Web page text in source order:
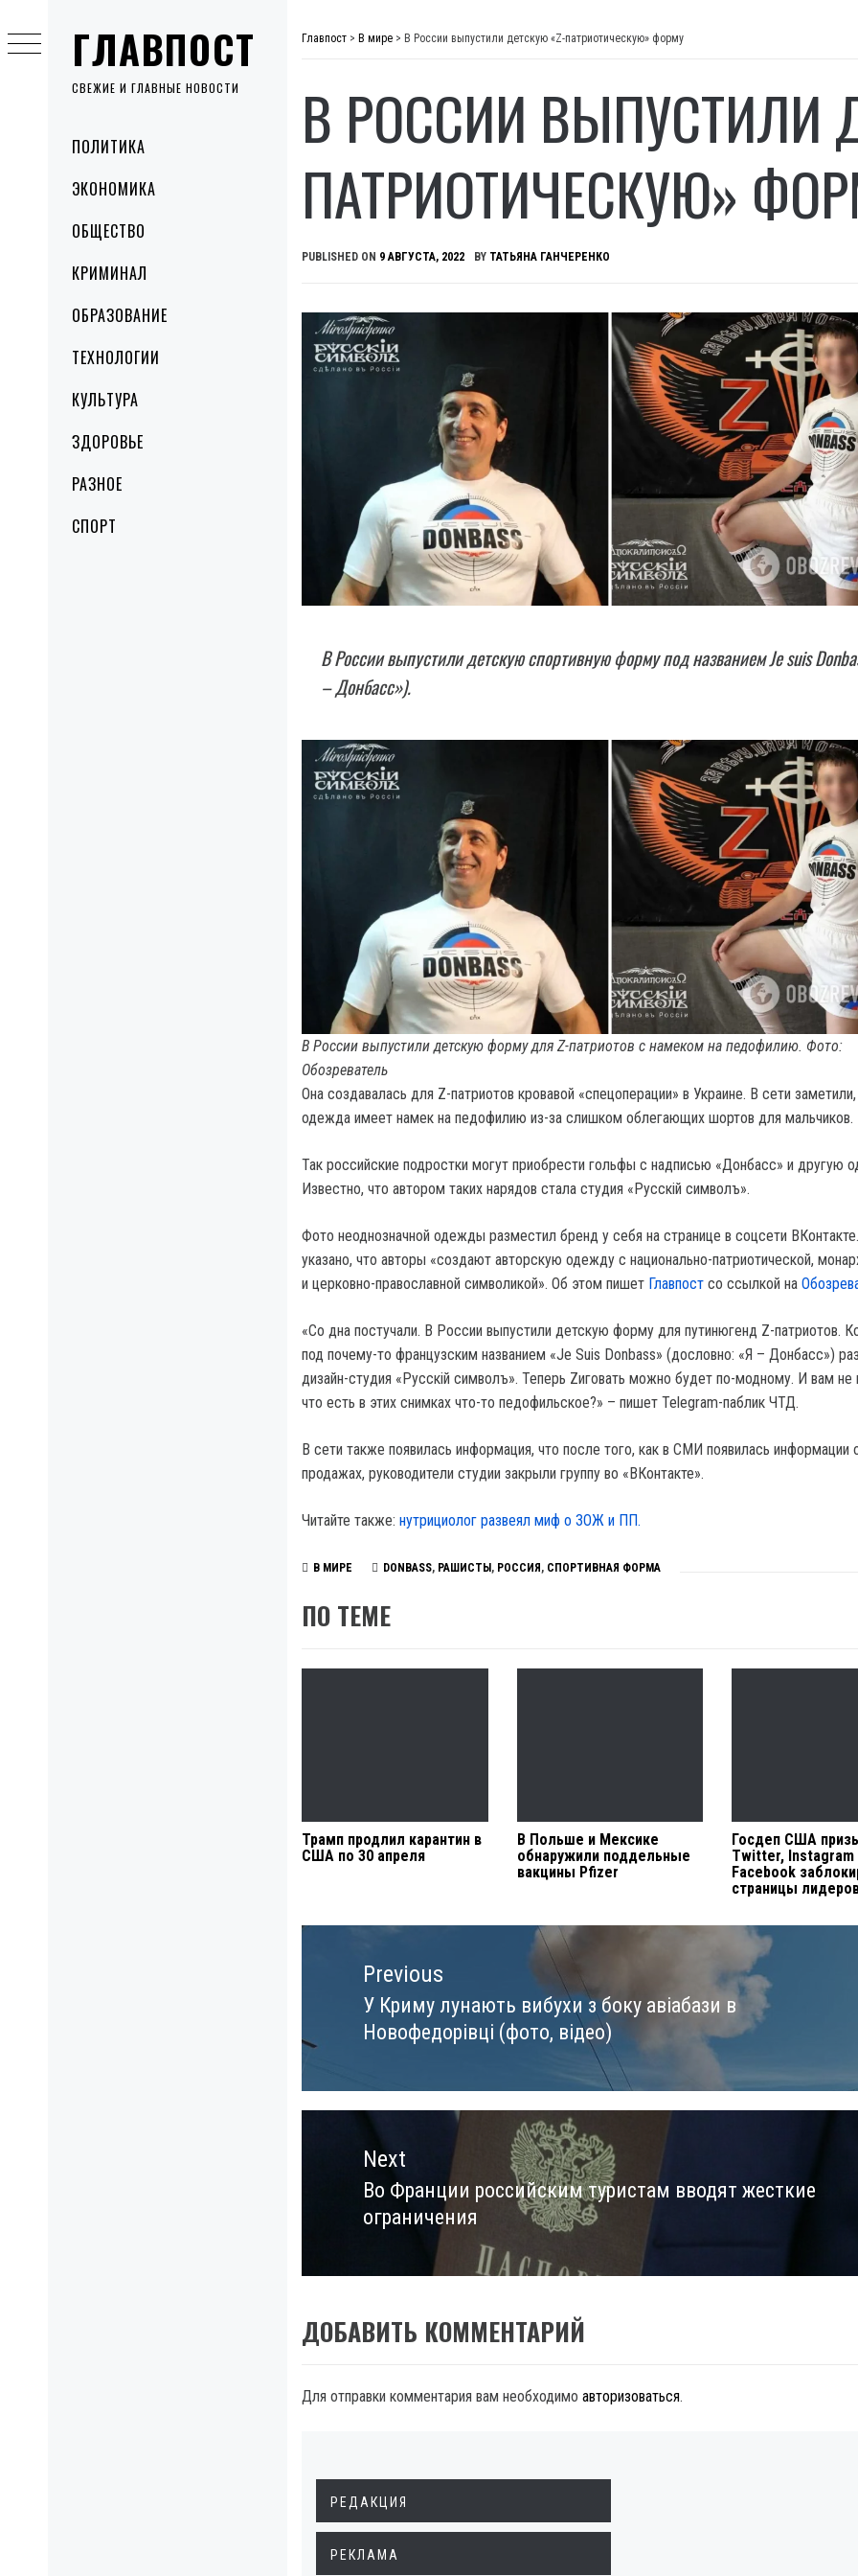
ГЛАВПОСТ
СВЕЖИЕ И ГЛАВНЫЕ НОВОСТИ
MenuПОЛИТИКА
ЭКОНОМИКА
ОБЩЕСТВО
КРИМИНАЛ
ОБРАЗОВАНИЕ
ТЕХНОЛОГИИ
КУЛЬТУРА
ЗДОРОВЬЕ
РАЗНОЕ
СПОРТ
to
content
Главпост > В мире > В России выпустили детскую «Z-патриотическую» форму
В РОССИИ ВЫПУСТИЛИ
ПАТРИОТИЧЕСКУЮ»
PUBLISHED ON 9 АВГУСТА, 2022 BY ТАТЬЯНА ГАНЧЕРЕНКО
В России выпустили детскую спортивную форму под названием Je suis
– Донбасс»).
В России выпустили детскую форму для Z-патриотов с намеком на педофилию. Фото:
Обозреватель
Она создавалась для Z-патриотов кровавой «спецоперации» в Украине. В сети
одежда имеет намек на педофилию из-за слишком облегающих шортов для мальчиков.
Так российские подростки могут приобрести гольфы с надписью «Донбасс» и другую
Известно, что автором таких нарядов стала студия «Русскiй символъ».
Фото неоднозначной одежды разместил бренд у себя на странице в соцсети
указано, что авторы «создают авторскую одежду с национально-патриотической,
и церковно-православной символикой». Об этом пишет Главпост со ссылкой на
«Со дна постучали. В России выпустили детскую форму для путинюгенд Z-патриотов.
под почему-то французским названием «Je Suis Donbass» (дословно: «Я – Донбасс»)
дизайн-студия «Русскiй символъ». Теперь Zиговать можно будет по-модному. И вам не
что есть в этих снимках что-то педофильское?» – пишет Telegram-паблик ЧТД.
В сети также появилась информация, что после того, как в СМИ появилась информации
продажах, руководители студии закрыли группу во «ВКонтакте».
Читайте также: нутрициолог развеял миф о ЗОЖ и ПП.
В МИРЕ DONBASS, РАШИСТЫ, РОССИЯ, СПОРТИВНАЯ ФОРМА
ПО ТЕМЕ
Трамп продлил карантин в
США по 30 апреля
В Польше и Мексике
обнаружили поддельные
вакцины Pfizer
Госдеп США
Twitter, Instagram
Facebook
страницы
Навигация
записямPrevious
Previous
post:
У Криму лунають вибухи з боку авіабази в
Новофедорівці (фото, відео)
Next
Next
post:
Во Франции российским туристам вводят жесткие
ограничения
ДОБАВИТЬ КОММЕНТАРИЙ
Для отправки комментария вам необходимо авторизоваться.
РЕДАКЦИЯ
РЕКЛАМА